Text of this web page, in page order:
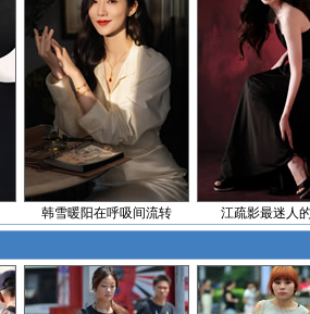
韩雪暖阳在呼吸间流转 江疏影最迷人